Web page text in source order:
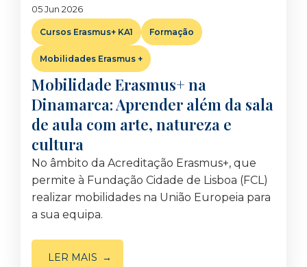
05 Jun 2026
Cursos Erasmus+ KA1 Formação
Mobilidades Erasmus +
Mobilidade Erasmus+ na
Dinamarca: Aprender além da sala
de aula com arte, natureza e
cultura
No âmbito da Acreditação Erasmus+, que
permite à Fundação Cidade de Lisboa (FCL)
realizar mobilidades na União Europeia para
a sua equipa.
LER MAIS